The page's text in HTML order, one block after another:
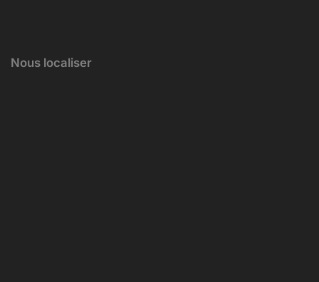
Nous localiser